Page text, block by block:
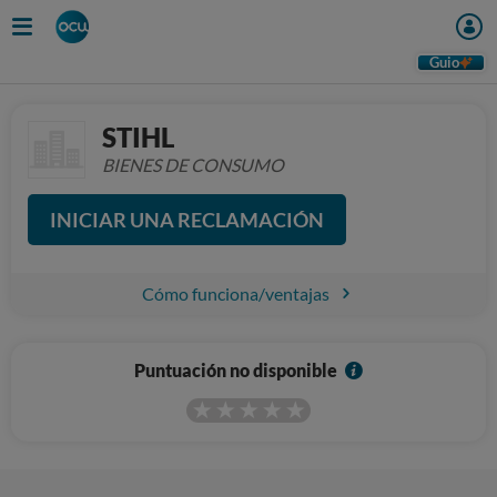
Guio
STIHL
BIENES DE CONSUMO
INICIAR UNA RECLAMACIÓN
Cómo funciona/ventajas
Puntuación no disponible
I